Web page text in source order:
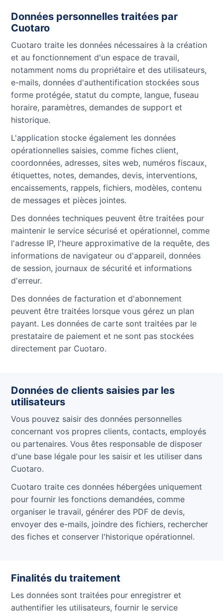
Données personnelles traitées par
Cuotaro
Cuotaro traite les données nécessaires à la création
et au fonctionnement d'un espace de travail,
notamment noms du propriétaire et des utilisateurs,
e-mails, données d'authentification stockées sous
forme protégée, statut du compte, langue, fuseau
horaire, paramètres, demandes de support et
historique.
L'application stocke également les données
opérationnelles saisies, comme fiches client,
coordonnées, adresses, sites web, numéros fiscaux,
étiquettes, notes, demandes, devis, interventions,
encaissements, rappels, fichiers, modèles, contenu
de messages et pièces jointes.
Des données techniques peuvent être traitées pour
maintenir le service sécurisé et opérationnel, comme
l'adresse IP, l'heure approximative de la requête, des
informations de navigateur ou d'appareil, données
de session, journaux de sécurité et informations
d'erreur.
Des données de facturation et d'abonnement
peuvent être traitées lorsque vous gérez un plan
payant. Les données de carte sont traitées par le
prestataire de paiement et ne sont pas stockées
directement par Cuotaro.
Données de clients saisies par les
utilisateurs
Vous pouvez saisir des données personnelles
concernant vos propres clients, contacts, employés
ou partenaires. Vous êtes responsable de disposer
d'une base légale pour les saisir et les utiliser dans
Cuotaro.
Cuotaro traite ces données hébergées uniquement
pour fournir les fonctions demandées, comme
organiser le travail, générer des PDF de devis,
envoyer des e-mails, joindre des fichiers, rechercher
des fiches et conserver l'historique opérationnel.
Finalités du traitement
Les données sont traitées pour enregistrer et
authentifier les utilisateurs, fournir le service